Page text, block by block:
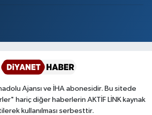
Ajansı ve İHA abonesidir. Bu sitede
hariç diğer haberlerin AKTİF LİNK kaynak
kullanılması serbesttir.